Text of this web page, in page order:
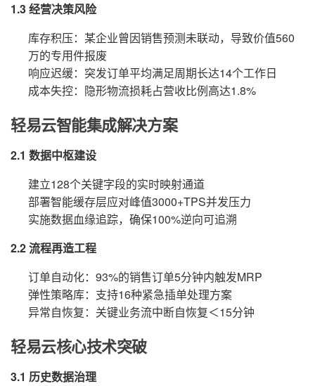
1.3 经营决策风险
库存积压：某企业曾因销售预测未联动，导致价值560
万的专用件报废
响应迟缓：突发订单平均满足周期长达14个工作日
成本失控：隐形物流损耗占营收比例高达1.8%
轻易云智能集成解决方案
2.1 数据中枢建设
建立128个关键字段的实时映射通道
部署智能缓存层应对峰值3000+TPS并发压力
实施数据血缘追踪，确保100%逆向可追溯
2.2 流程再造工程
订单自动化：93%的销售订单5分钟内触发MRP
弹性策略库：支持16种紧急插单处理方案
异常自恢复：关键业务流中断自恢复＜15分钟
轻易云核心技术突破
3.1 历史数据治理